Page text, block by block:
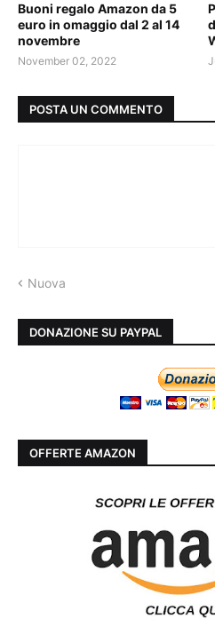
Buoni regalo Amazon da 5
euro in omaggio dal 2 al 14
novembre
November 02, 2022
POSTA UN COMMENTO
Nuova
DONAZIONE SU PAYPAL
OFFERTE AMAZON